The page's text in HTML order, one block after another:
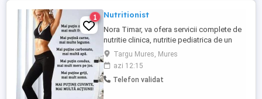
1 Nutritionist
Nora Timar, va ofera servicii complete de
nutritie clinica, nutritie pediatrica de un
inalt profesionalism : - consultatie cu
ajutorul unui echipament computerizat
performant facem analiza compozitiei
corporale (mai precis aflam procentele de
Targu Mures, Mures
azi 12:15
Telefon validat